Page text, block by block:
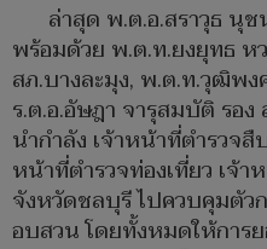
ล่าสุด พ.ต.อ.สราวุธ นุ
พร้อมด้วย พ.ต.ท.ยงยุทธ ห
สภ.บางละมุง, พ.ต.ท.วุฒิพง
ร.ต.อ.อัษฎา จารุสมบัติ รอ
นำกำลัง เจ้าหน้าที่ตำรวจสื
หน้าที่ตำรวจท่องเที่ยว เจ้า
จังหวัดชลบุรี ไปควบคุมตั
อบสวน โดยทั้งหมดให้การ